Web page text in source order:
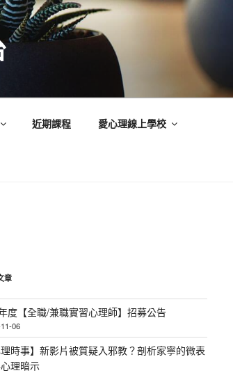
近期課程 愛心理線上學校
章
度【全職/兼職實習心理師】招募公告
06
理時事】新影片被質疑入邪教？剖析家寧的微表
理暗示